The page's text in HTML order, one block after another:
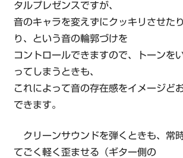
タルプレゼンスですが、
音のキャラを変えずにクッキリさせた
り、という音の輪郭づけを
コントロールできますので、トーンを
ってしまうときも、
これによって音の存在感をイメージど
できます。
クリーンサウンドを弾くときも、常
てごく軽く歪ませる（ギター側の